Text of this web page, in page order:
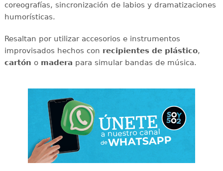
coreografías, sincronización de labios y dramatizaciones
humorísticas.
Resaltan por utilizar accesorios e instrumentos
improvisados hechos con recipientes de plástico,
cartón o madera para simular bandas de música.